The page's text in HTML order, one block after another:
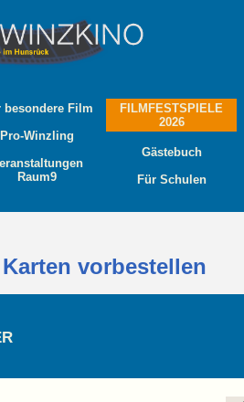
besondere Film
Pro-Winzling
Raum9
FILMFESTSPIELE
2026
Gästebuch
Für Schulen
Karten vorbestellen